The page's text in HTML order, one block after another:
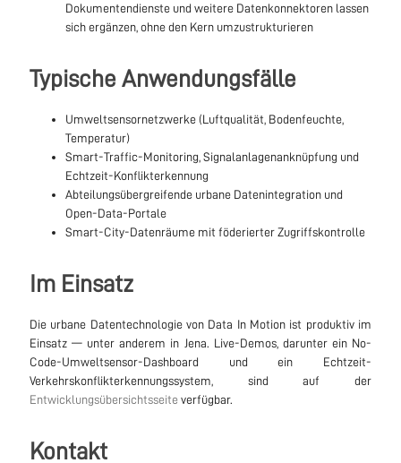
Dokumentendienste und weitere Datenkonnektoren lassen
sich ergänzen, ohne den Kern umzustrukturieren
Typische Anwendungsfälle
Umweltsensornetzwerke (Luftqualität, Bodenfeuchte,
Temperatur)
Smart-Traffic-Monitoring, Signalanlagenanknüpfung und
Echtzeit-Konflikterkennung
Abteilungsübergreifende urbane Datenintegration und
Open-Data-Portale
Smart-City-Datenräume mit föderierter Zugriffskontrolle
Im Einsatz
Die urbane Datentechnologie von Data In Motion ist produktiv im
Einsatz — unter anderem in Jena. Live-Demos, darunter ein No-
Code-Umweltsensor-Dashboard und ein Echtzeit-
Verkehrskonflikterkennungssystem, sind auf der
Entwicklungsübersichtsseite verfügbar.
Kontakt